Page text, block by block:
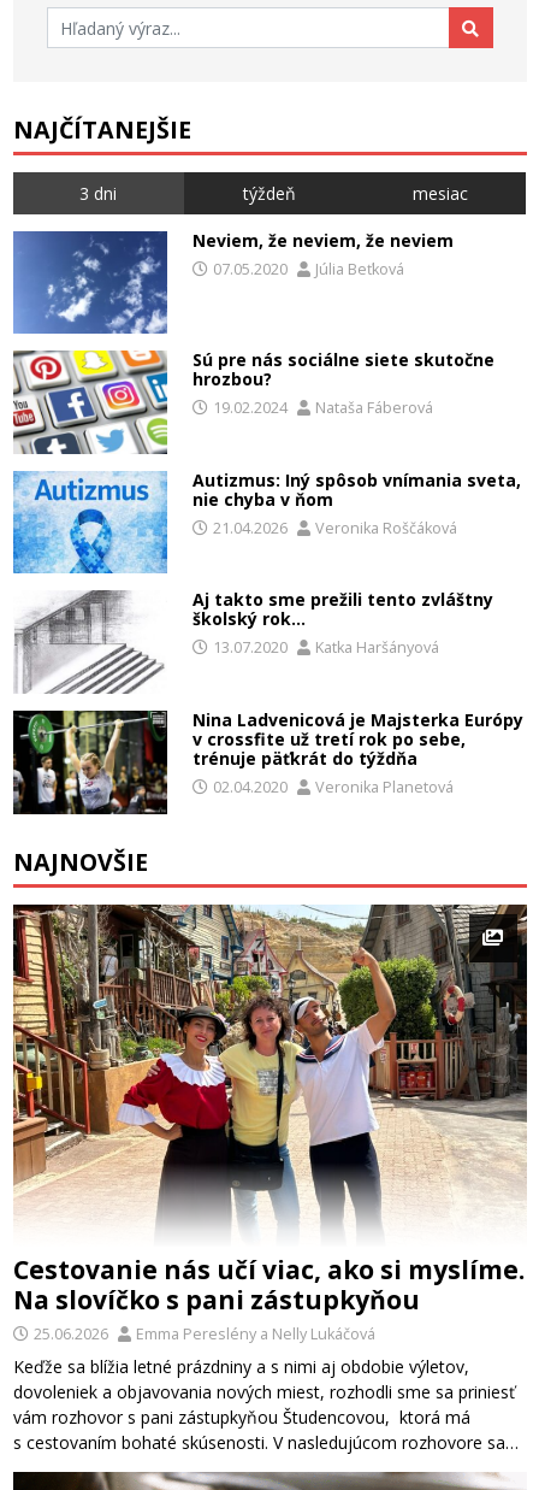
Hľadať:
NAJČÍTANEJŠIE
3 dni týždeň mesiac
Neviem, že neviem, že neviem
07.05.2020 Júlia Beťková
Sú pre nás sociálne siete skutočne
hrozbou?
19.02.2024 Nataša Fáberová
Autizmus: Iný spôsob vnímania sveta,
nie chyba v ňom
21.04.2026 Veronika Roščáková
Aj takto sme prežili tento zvláštny
školský rok…
13.07.2020 Katka Haršányová
Nina Ladvenicová je Majsterka Európy
v crossfite už tretí rok po sebe,
trénuje päťkrát do týždňa
02.04.2020 Veronika Planetová
NAJNOVŠIE
Cestovanie nás učí viac, ako si myslíme.
Na slovíčko s pani zástupkyňou
25.06.2026 Emma Pereslénya Nelly Lukáčová
Keďže sa blížia letné prázdniny a s nimi aj obdobie výletov,
dovoleniek a objavovania nových miest, rozhodli sme sa priniesť
vám rozhovor s pani zástupkyňou Študencovou, ktorá má
s cestovaním bohaté skúsenosti. V nasledujúcom rozhovore sa…